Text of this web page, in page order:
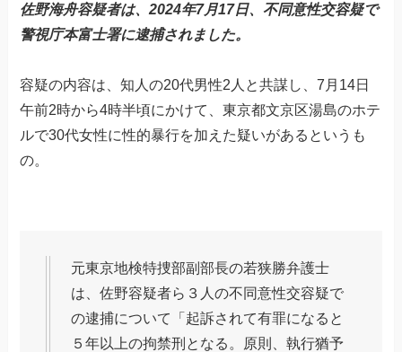
佐野海舟容疑者は、2024年7月17日、不同意性交容疑で
警視庁本富士署に逮捕されました。
容疑の内容は、知人の20代男性2人と共謀し、7月14日
午前2時から4時半頃にかけて、東京都文京区湯島のホテ
ルで30代女性に性的暴行を加えた疑いがあるというも
の。
元東京地検特捜部副部長の若狭勝弁護士
は、佐野容疑者ら３人の不同意性交容疑で
の逮捕について「起訴されて有罪になると
５年以上の拘禁刑となる。原則、執行猶予